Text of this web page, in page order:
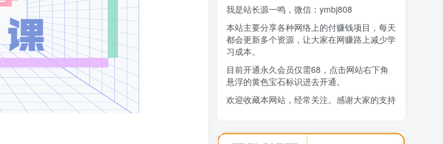
1 AI短视频流量变现：APP拉新
2 小红书虚拟电商14天变现训练营
7月万粉技术教程（手动或者配合科技）
4 阿拉丁-小红书虚拟店铺SOP保姆级教程
5 7天学会抖音卖房：从月薪5千到年入百万，新时代房产经纪人必备技能
我是站长源一鸣，微信：ymbj808
本站主要分享各种网络上的付赚钱项目，每天
都会更新多个资源，让大家在网赚路上减少学
习成本。
目前开通永久会员仅需68，点击网站右下角
悬浮的黄色宝石标识进去开通。
欢迎收藏本网站，经常关注。感谢大家的支持